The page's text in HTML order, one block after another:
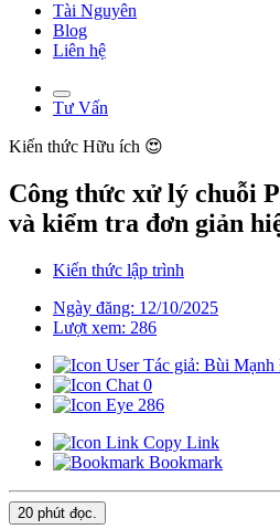
Tài Nguyên
Blog
Liên hệ
Tư Vấn
Kiến thức Hữu ích 😍
Công thức xử lý chuỗi
và kiểm tra đơn giản
Kiến thức lập trình
Ngày đăng: 12/10/2025
Lượt xem: 286
Tác giả: Bùi
0
286
Copy Link
Bookmark
20 phút đọc.